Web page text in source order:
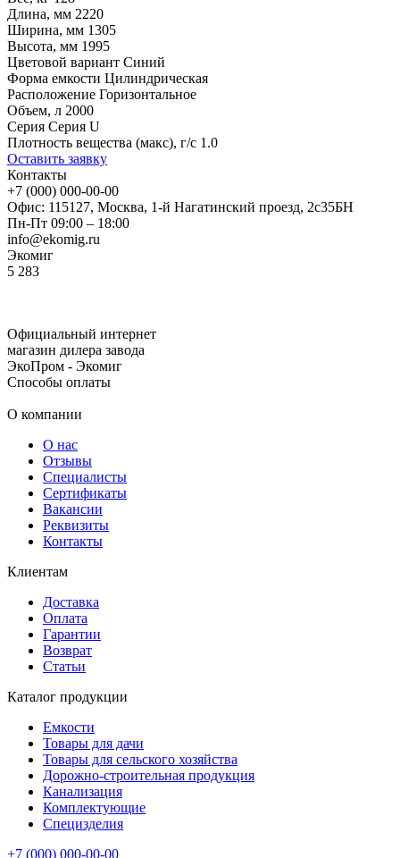
Длина, мм 2220
Ширина, мм 1305
Высота, мм 1995
Цветовой вариант Синий
Форма емкости Цилиндрическая
Расположение Горизонтальное
Объем, л 2000
Серия Серия U
Плотность вещества (макс), г/с 1.0
Оставить заявку
Контакты
+7 (000) 000-00-00
Офис: 115127, Москва, 1-й Нагатинский проезд, 2с35БН
Пн-Пт 09:00 – 18:00
info@ekomig.ru
Экомиг
5 283
Официальный интернет
магазин дилера завода
ЭкоПром - Экомиг
Способы оплаты
О компании
О нас
Отзывы
Специалисты
Сертификаты
Вакансии
Реквизиты
Контакты
Клиентам
Доставка
Оплата
Гарантии
Возврат
Статьи
Каталог продукции
Емкости
Товары для дачи
Товары для сельского хозяйства
Дорожно-строительная продукция
Канализация
Комплектующие
Специзделия
+7 (000) 000-00-00